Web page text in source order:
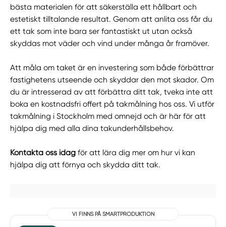
bästa materialen för att säkerställa ett hållbart och
estetiskt tilltalande resultat. Genom att anlita oss får du
ett tak som inte bara ser fantastiskt ut utan också
skyddas mot väder och vind under många år framöver.
Att måla om taket är en investering som både förbättrar
fastighetens utseende och skyddar den mot skador. Om
du är intresserad av att förbättra ditt tak, tveka inte att
boka en kostnadsfri offert på takmålning hos oss. Vi utför
takmålning i Stockholm med omnejd och är här för att
hjälpa dig med alla dina takunderhållsbehov.
Kontakta oss idag för att lära dig mer om hur vi kan
hjälpa dig att förnya och skydda ditt tak.
VI FINNS PÅ SMARTPRODUKTION